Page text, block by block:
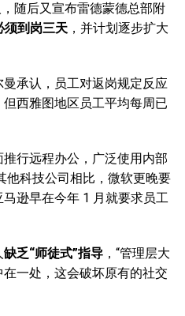
随后又宣布雷德蒙德总部附
须到岗三天 ，并计划逐步扩大
承认，员工对返岗规定反应
西雅图地区员工平均每周已
行远程办公，广泛使用内部
他科技公司相比，微软更晚要
逊早在今年 1 月就要求员工
缺乏“师徒式”指导 ，“管理层大
一处，这会破坏原有的社交